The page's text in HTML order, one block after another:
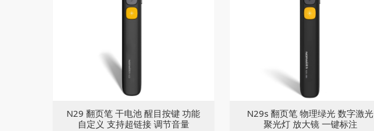
N29 翻页笔 干电池 醒目按键 功能
自定义 支持超链接 调节音量
N29s 翻页笔 物理绿光 数字激光
聚光灯 放大镜 一键标注